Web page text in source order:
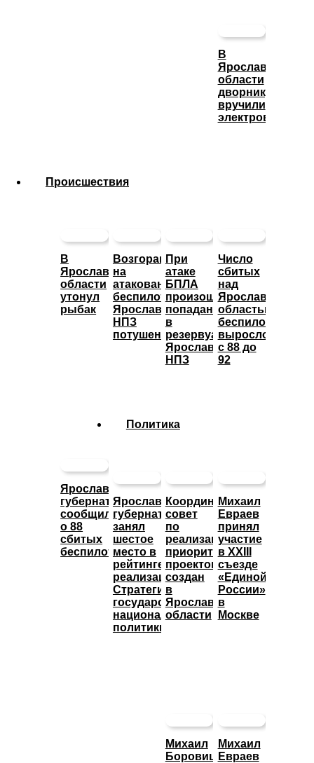
В
Ярославской
области
дворнику
вручили
Происшествия
В
Ярославской
области
утонул
рыбак
Возгорание
на
атакованном
беспилотниками
Ярославском
НПЗ
потушено
При
атаке
БПЛА
произошло
попадание
в
резервуары
Ярославского
НПЗ
Число
сбитых
над
Ярославской
областью
беспилотников
выросло
с 88 до
92
Ярославский
губернатор
сообщил
о 88
сбитых
беспилотниках
Политика
Ярославский
губернатор
занял
шестое
место в
рейтинге
реализации
Стратегии
государственной
национальной
политики
Координационный
совет
по
реализации
приоритетных
проектов
создан
в
Ярославской
области
Михаил
Евраев
принял
участие
в XXIII
съезде
«Единой
России»
в
Москве
Михаил
Боровицкий
Михаил
Евраев